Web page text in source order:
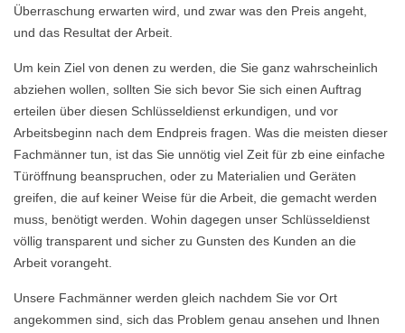
Überraschung erwarten wird, und zwar was den Preis angeht,
und das Resultat der Arbeit.
Um kein Ziel von denen zu werden, die Sie ganz wahrscheinlich
abziehen wollen, sollten Sie sich bevor Sie sich einen Auftrag
erteilen über diesen Schlüsseldienst erkundigen, und vor
Arbeitsbeginn nach dem Endpreis fragen. Was die meisten dieser
Fachmänner tun, ist das Sie unnötig viel Zeit für zb eine einfache
Türöffnung beanspruchen, oder zu Materialien und Geräten
greifen, die auf keiner Weise für die Arbeit, die gemacht werden
muss, benötigt werden. Wohin dagegen unser Schlüsseldienst
völlig transparent und sicher zu Gunsten des Kunden an die
Arbeit vorangeht.
Unsere Fachmänner werden gleich nachdem Sie vor Ort
angekommen sind, sich das Problem genau ansehen und Ihnen